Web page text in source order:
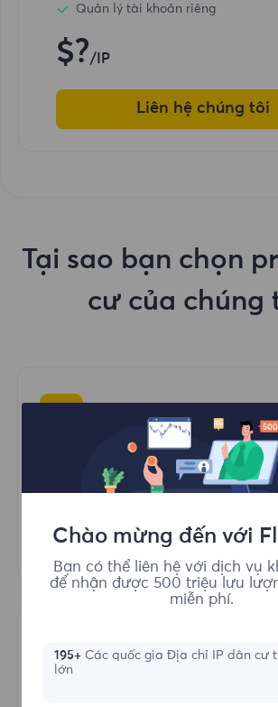
Quản lý tài khoản riêng
$?/IP
Liên hệ chúng tôi
Tại sao bạn chọn
cư của chúng
Proxy dân cư chuyên dụng
Không chia sẻ, không ghép nối -
sử dụng nó.
Chào mừng đến với
Bạn có thể liên hệ với dịch vụ
để nhận được 500 triệu lưu
miễn phí.
195+Các quốc gia Địa chỉ IP dân cư
lớn